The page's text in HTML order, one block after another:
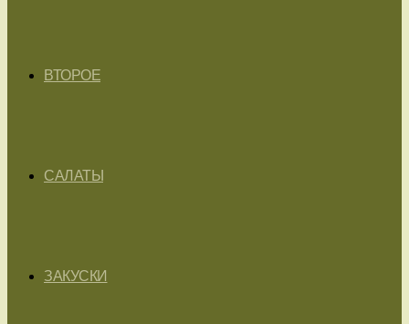
ВТОРОЕ
САЛАТЫ
ЗАКУСКИ